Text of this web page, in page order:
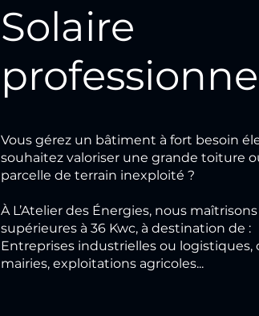
Solaire
Vous gérez un bâtiment à fort besoin
souhaitez valoriser une grande toiture
parcelle de terrain inexploité ?
À L’Atelier des Énergies, nous
supérieures à 36 Kwc, à destination de :
Entreprises industrielles ou logistiques,
mairies, exploitations agricoles...